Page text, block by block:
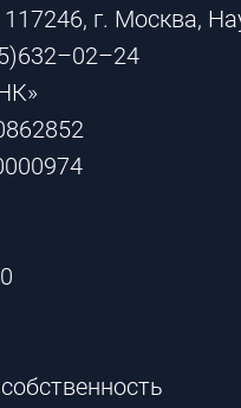
г. Москва,